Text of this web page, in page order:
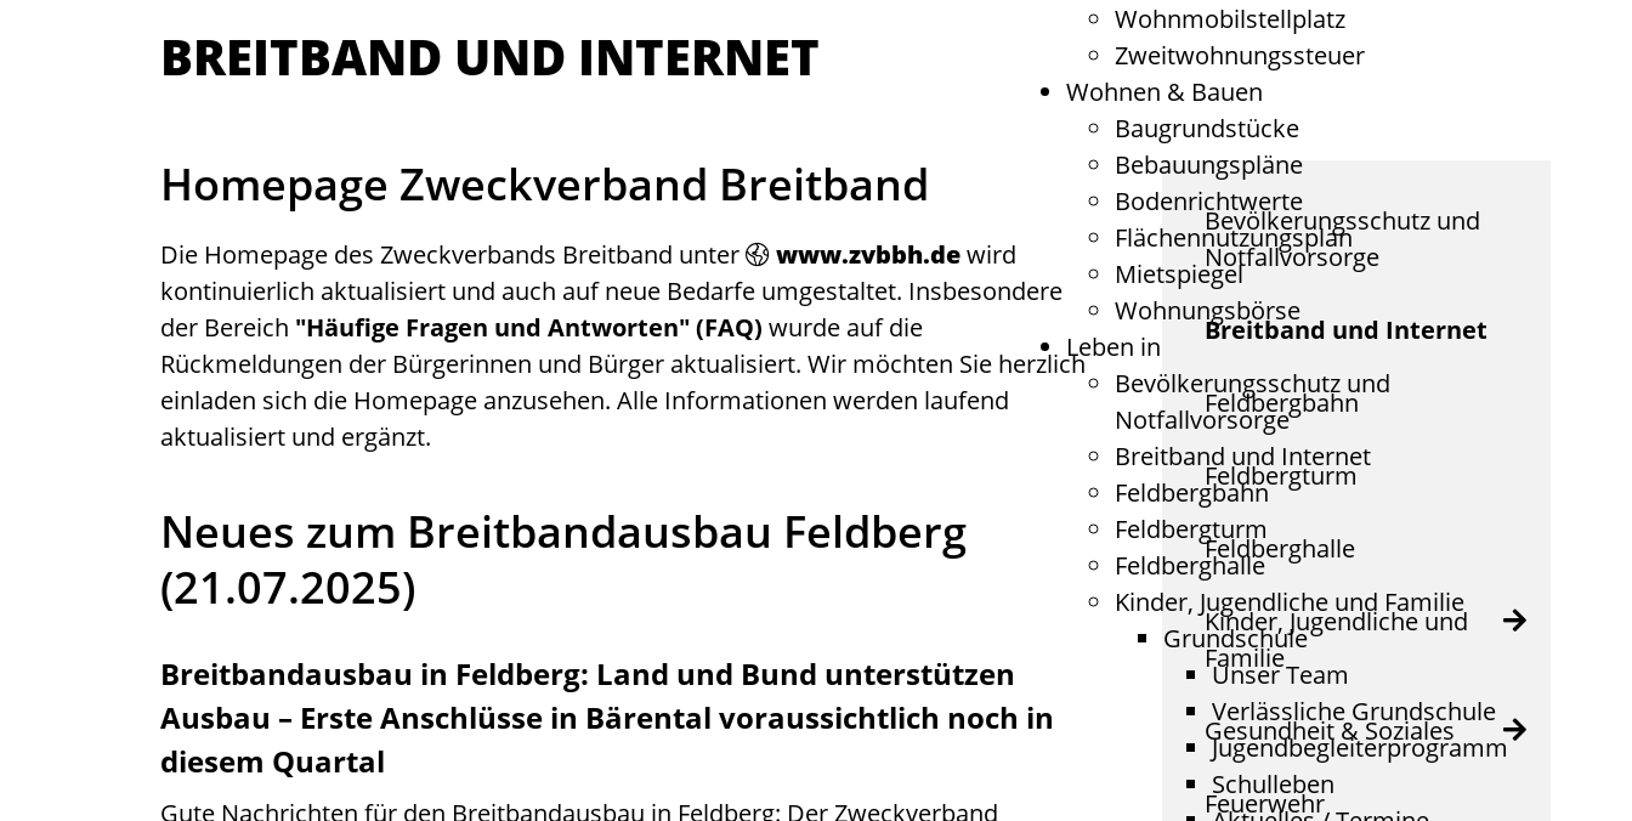
Wohnmobilstellplatz
Zweitwohnungssteuer
Wohnen & Bauen
Baugrundstücke
Bebauungspläne
Bodenrichtwerte
Flächennutzungsplan
Mietspiegel
Wohnungsbörse
Leben in
Bevölkerungsschutz und
Notfallvorsorge
Breitband und Internet
Feldbergbahn
Feldbergturm
Feldberghalle
Kinder, Jugendliche und Familie
Grundschule
Unser Team
Verlässliche Grundschule
Jugendbegleiterprogramm
Schulleben
BREITBAND UND INTERNET
Homepage Zweckverband Breitband
Die Homepage des Zweckverbands Breitband unter www.zvbbh.dewird
kontinuierlich aktualisiert und auch auf neue Bedarfe umgestaltet. Insbesondere
der Bereich "Häufige Fragen und Antworten" (FAQ) wurde auf die
Rückmeldungen der Bürgerinnen und Bürger aktualisiert. Wir möchten Sie herzlich
einladen sich die Homepage anzusehen. Alle Informationen werden laufend
aktualisiert und ergänzt.
Neues zum Breitbandausbau Feldberg
(21.07.2025)
Breitbandausbau in Feldberg: Land und Bund unterstützen
Ausbau – Erste Anschlüsse in Bärental voraussichtlich noch in
diesem Quartal
Gute Nachrichten für den Breitbandausbau in Feldberg: Der Zweckverband
Bevölkerungsschutz und
Notfallvorsorge
Breitband und Internet
Feldbergbahn
Feldbergturm
Feldberghalle
Kinder, Jugendliche und
Familie
Gesundheit & Soziales
Feuerwehr